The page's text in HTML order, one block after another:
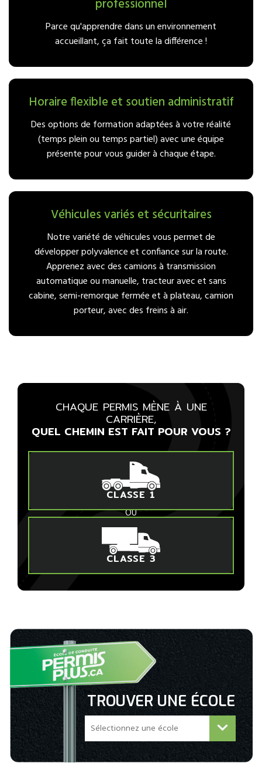
professionnel
Parce qu'apprendre dans un environnement
accueillant, ça fait toute la différence !
Horaire flexible et soutien administratif
Des options de formation adaptées à votre réalité
(temps plein ou temps partiel) avec une équipe
présente pour vous guider à chaque étape.
Véhicules variés et sécuritaires
Notre variété de véhicules vous permet de
développer polyvalence et confiance sur la route.
Apprenez avec des camions à transmission
automatique ou manuelle, tracteur avec et sans
cabine, semi-remorque fermée et à plateau, camion
porteur, avec des freins à air.
CHAQUE PERMIS MÈNE À UNE
CARRIÈRE,
QUEL CHEMIN EST FAIT POUR VOUS ?
CLASSE 1
OU
CLASSE 3
TROUVER UNE ÉCOLE